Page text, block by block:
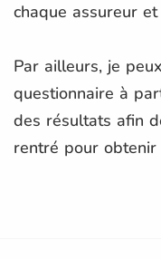
chaque assureur
Par ailleurs, je
questionnaire à
des résultats afin
rentré pour obtenir